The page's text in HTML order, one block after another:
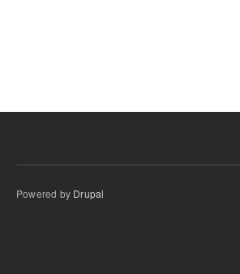
Powered by Drupal